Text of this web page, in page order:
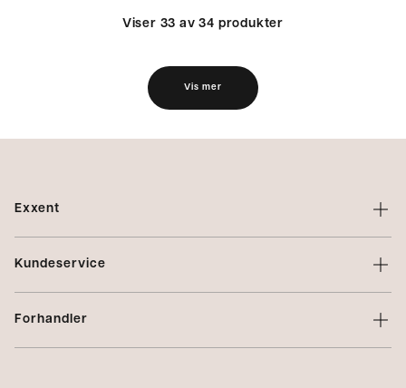
Viser 33 av 34 produkter
Vis mer
Exxent
Om Exxent
Profilering
Integritetspolicy
Kundeservice
Kontakt oss
Forhandler